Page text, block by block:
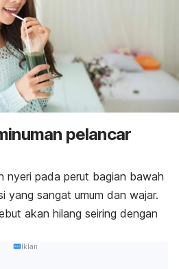
pelancar
nyeri pada perut bagian bawah
yang sangat umum dan wajar.
akan hilang seiring dengan
Iklan